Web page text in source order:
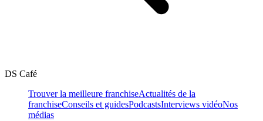
DS Café
Trouver la meilleure franchiseActualités de la
franchiseConseils et guidesPodcastsInterviews vidéoNos
médias